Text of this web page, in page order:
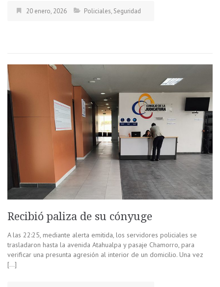
20 enero, 2026 Policiales, Seguridad
Recibió paliza de su cónyuge
A las 22:25, mediante alerta emitida, los servidores policiales se
trasladaron hasta la avenida Atahualpa y pasaje Chamorro, para
verificar una presunta agresión al interior de un domicilio. Una vez
[…]